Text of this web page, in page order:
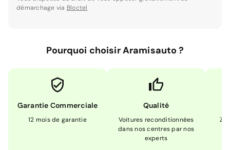
démarchage via Bloctel
Pourquoi choisir Aramisauto ?
Garantie Commerciale
12 mois de garantie
Qualité
Voitures reconditionnées
dans nos centres par nos
experts